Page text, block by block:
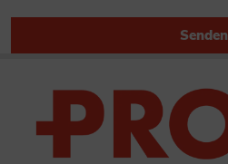
Senden